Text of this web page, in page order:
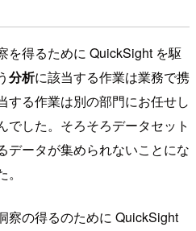
を得るために QuickSight を駆
分析に該当する作業は業務で携
する作業は別の部門にお任せし
でした。そろそろデータセット
データが集められないことにな
察の得るのために QuickSight